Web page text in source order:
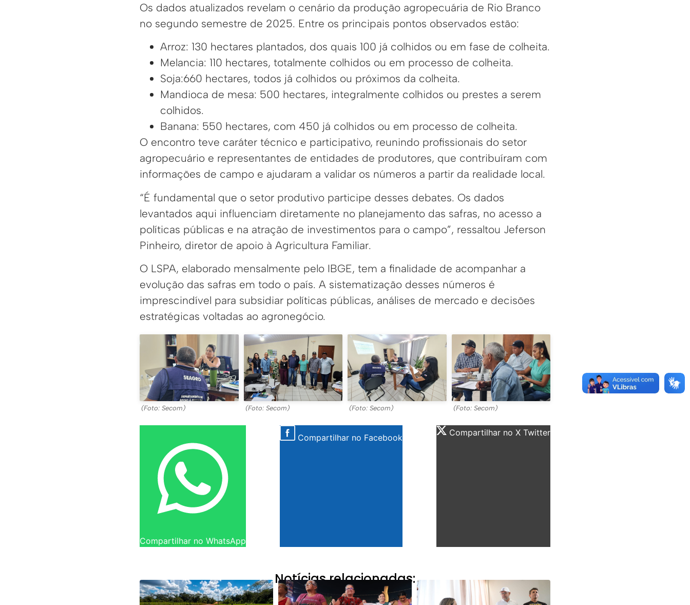
Os dados atualizados revelam o cenário da produção agropecuária de Rio Branco
no segundo semestre de 2025. Entre os principais pontos observados estão:
Arroz: 130 hectares plantados, dos quais 100 já colhidos ou em fase de colheita.
Melancia: 110 hectares, totalmente colhidos ou em processo de colheita.
Soja:660 hectares, todos já colhidos ou próximos da colheita.
Mandioca de mesa: 500 hectares, integralmente colhidos ou prestes a serem
colhidos.
Banana: 550 hectares, com 450 já colhidos ou em processo de colheita.
O encontro teve caráter técnico e participativo, reunindo profissionais do setor
agropecuário e representantes de entidades de produtores, que contribuíram com
informações de campo e ajudaram a validar os números a partir da realidade local.
“É fundamental que o setor produtivo participe desses debates. Os dados
levantados aqui influenciam diretamente no planejamento das safras, no acesso a
políticas públicas e na atração de investimentos para o campo”, ressaltou Jeferson
Pinheiro, diretor de apoio à Agricultura Familiar.
O LSPA, elaborado mensalmente pelo IBGE, tem a finalidade de acompanhar a
evolução das safras em todo o país. A sistematização desses números é
imprescindível para subsidiar políticas públicas, análises de mercado e decisões
estratégicas voltadas ao agronegócio.
(Foto: Secom) (Foto: Secom) (Foto: Secom) (Foto: Secom)
Compartilhar no WhatsApp
Compartilhar no Facebook Compartilhar no X Twitter
Notícias relacionadas: